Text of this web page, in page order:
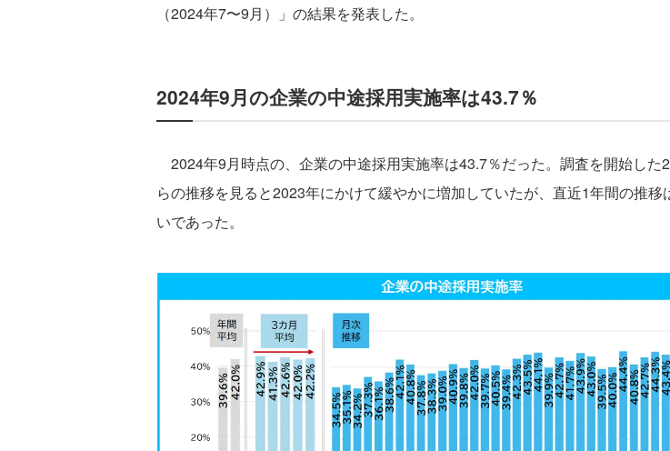
（2024年7〜9月）」の結果を発表した。
2024年9月の企業の中途採用実施率は43.7％
2024年9月時点の、企業の中途採用実施率は43.7％だった。調査を開始した
らの推移を見ると2023年にかけて緩やかに増加していたが、直近1年間の推移
いであった。